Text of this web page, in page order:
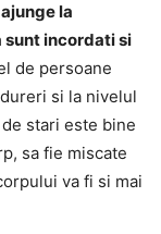
la
sunt incordati si
de persoane
si la nivelul
stari este bine
sa fie miscate
va fi si mai